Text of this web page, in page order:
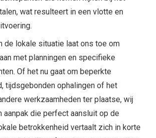
wat resulteert in een vlotte en
de lokale situatie laat ons toe om
met planningen en specifieke
Of het nu gaat om beperkte
tijdsgebonden ophalingen of het
werkzaamheden ter plaatse, wij
aanpak die perfect aansluit op de
betrokkenheid vertaalt zich in korte